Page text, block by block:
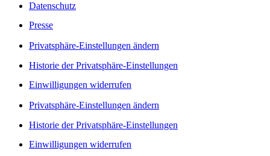
Datenschutz
Presse
Privatsphäre-Einstellungen ändern
Historie der Privatsphäre-Einstellungen
Einwilligungen widerrufen
Privatsphäre-Einstellungen ändern
Historie der Privatsphäre-Einstellungen
Einwilligungen widerrufen